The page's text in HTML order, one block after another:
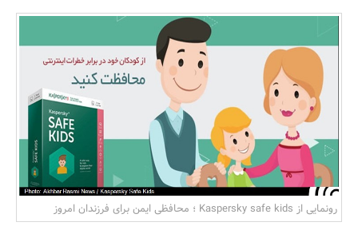
مسکن و ساختمان
رونمایی از Kaspersky safe kids ؛ محافظی ایمن برای فرزندان امروز